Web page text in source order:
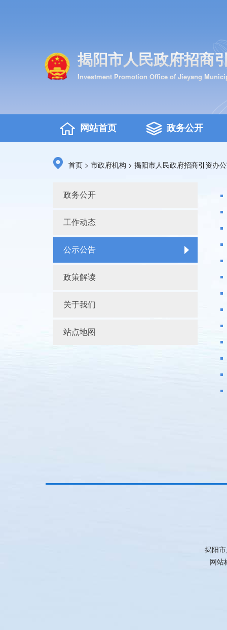
揭阳市人民政府招商
Investment Promotion Office of Jieyang
网站首页 政务公开
首页 > 市政府机构 > 揭阳市人民政府招商引资办
政务公开
工作动态
公示公告
政策解读
关于我们
站点地图
揭阳
网